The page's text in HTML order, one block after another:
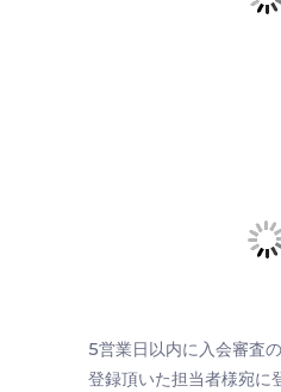
5営業日以内に入会審査
登録頂いた担当者様宛に